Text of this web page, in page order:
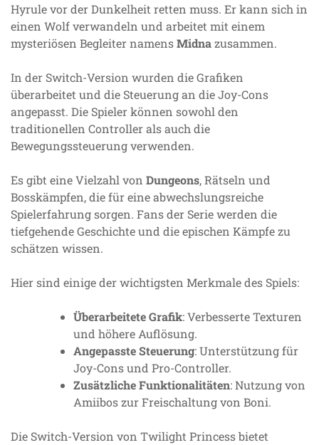
Hyrule vor der Dunkelheit retten muss. Er kann sich in
einen Wolf verwandeln und arbeitet mit einem
mysteriösen Begleiter namensMidnazusammen.
In der Switch-Version wurden die Grafiken
überarbeitet und die Steuerung an die Joy-Cons
angepasst. Die Spieler können sowohl den
traditionellen Controller als auch die
Bewegungssteuerung verwenden.
Es gibt eine Vielzahl von Dungeons, Rätseln und
Bosskämpfen, die für eine abwechslungsreiche
Spielerfahrung sorgen. Fans der Serie werden die
tiefgehende Geschichte und die epischen Kämpfe zu
schätzen wissen.
Hier sind einige der wichtigsten Merkmale des Spiels:
Überarbeitete Grafik: Verbesserte Texturen
und höhere Auflösung.
Angepasste Steuerung: Unterstützung für
Joy-Cons und Pro-Controller.
Zusätzliche Funktionalitäten: Nutzung von
Amiibos zur Freischaltung von Boni.
Die Switch-Version von Twilight Princess bietet